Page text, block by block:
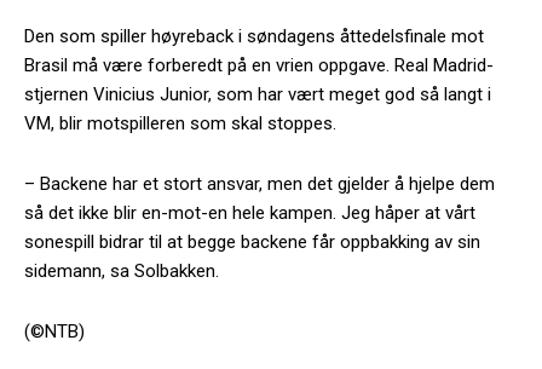
Den som spiller høyreback i søndagens åttedelsfinale mot
Brasil må være forberedt på en vrien oppgave. Real Madrid-
stjernen Vinicius Junior, som har vært meget god så langt i
VM, blir motspilleren som skal stoppes.
– Backene har et stort ansvar, men det gjelder å hjelpe dem
så det ikke blir en-mot-en hele kampen. Jeg håper at vårt
sonespill bidrar til at begge backene får oppbakking av sin
sidemann, sa Solbakken.
(©NTB)